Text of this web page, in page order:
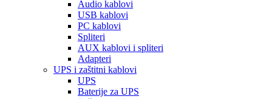
Audio kablovi
USB kablovi
PC kablovi
Spliteri
AUX kablovi i spliteri
Adapteri
UPS i zaštitni kablovi
UPS
Baterije za UPS